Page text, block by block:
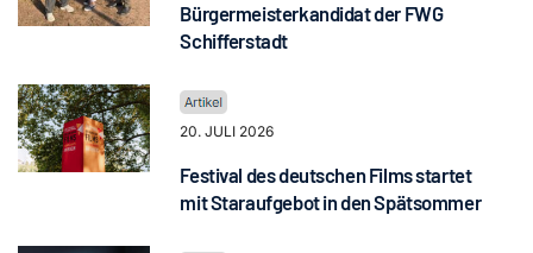
Bürgermeisterkandidat der FWG
Schifferstadt
20. JULI 2026
Festival des deutschen Films startet
mit Staraufgebot in den Spätsommer